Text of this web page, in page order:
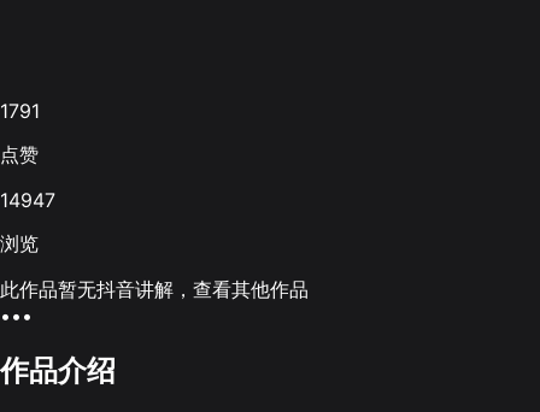
1791
点赞
14947
浏览
此作品暂无抖音讲解，查看其他作品
•••
作品介绍